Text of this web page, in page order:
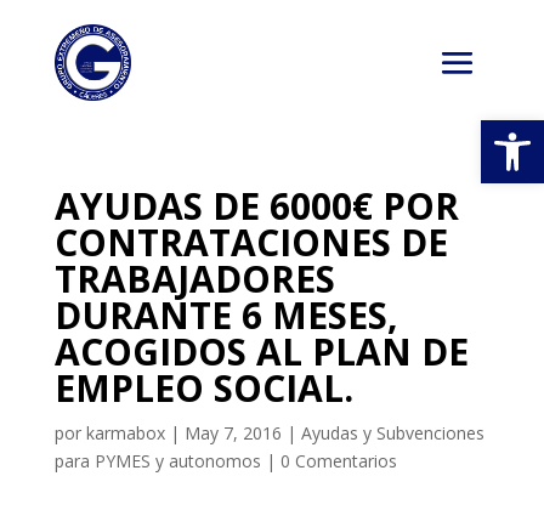
AYUDAS DE 6000€ POR
CONTRATACIONES DE
TRABAJADORES
DURANTE 6 MESES,
ACOGIDOS AL PLAN DE
EMPLEO SOCIAL.
por karmabox| May 7, 2016 | Ayudas y Subvenciones
para PYMES y autonomos | 0 Comentarios